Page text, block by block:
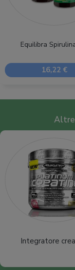
Equilibra
16,22 €
Altre
Integratore